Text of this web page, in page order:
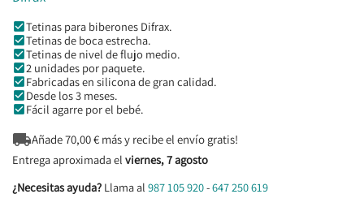
Tetinas para biberones Difrax.
Tetinas de boca estrecha.
Tetinas de nivel de flujo medio.
2 unidades por paquete.
Fabricadas en silicona de gran calidad.
Desde los 3 meses.
Fácil agarre por el bebé.
Añade70,00€ más y recibe el envío gratis!
Entrega aproximada el viernes, 7 agosto
¿Necesitas ayuda? Llama al 987 105 920-647 250 619